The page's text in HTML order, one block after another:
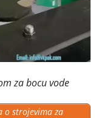
za bocu vode
o strojevima za